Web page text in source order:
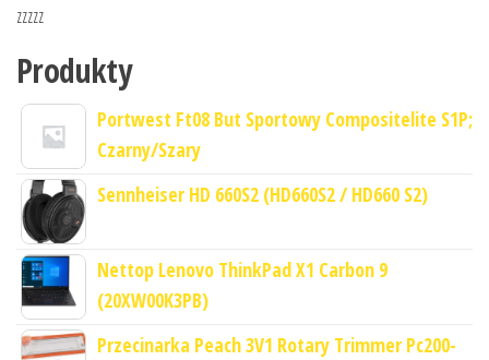
zzzzz
Produkty
Portwest Ft08 But Sportowy Compositelite S1P;
Czarny/Szary
Sennheiser HD 660S2 (HD660S2 / HD660 S2)
Nettop Lenovo ThinkPad X1 Carbon 9
(20XW00K3PB)
Przecinarka Peach 3V1 Rotary Trimmer Pc200-